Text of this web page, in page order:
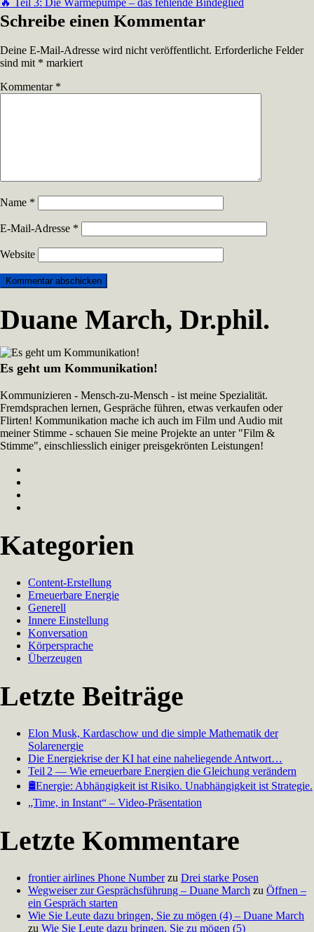
🔥 Teil 3: Die Wärmepumpe – das fehlende Bindeglied
Schreibe einen Kommentar
Deine E-Mail-Adresse wird nicht veröffentlicht. Erforderliche Felder
sind mit * markiert
Kommentar *
Name *
E-Mail-Adresse *
Website
Duane March, Dr.phil.
Es geht um Kommunikation!
Kommunizieren - Mensch-zu-Mensch - ist meine Spezialität.
Fremdsprachen lernen, Gespräche führen, etwas verkaufen oder
Flirten! Kommunikation mache ich auch im Film und Audio mit
meiner Stimme - schauen Sie meine Projekte an unter "Film &
Stimme", einschliesslich einiger preisgekrönten Leistungen!
Kategorien
Content-Erstellung
Erneuerbare Energie
Generell
Innere Einstellung
Konversation
Körpersprache
Überzeugen
Letzte Beiträge
Elon Musk, Kardaschow und die simple Mathematik der
Solarenergie
Die Energiekrise der KI hat eine naheliegende Antwort…
Teil 2 — Wie erneuerbare Energien die Gleichung verändern
🛢️Energie: Abhängigkeit ist Risiko. Unabhängigkeit ist Strategie.
„Time, in Instant“ – Video-Präsentation
Letzte Kommentare
frontier airlines Phone Numberzu Drei starke Posen
Wegweiser zur Gesprächsführung – Duane March zu Öffnen –
ein Gespräch starten
Wie Sie Leute dazu bringen, Sie zu mögen (4) – Duane March
zu Wie Sie Leute dazu bringen, Sie zu mögen (5)